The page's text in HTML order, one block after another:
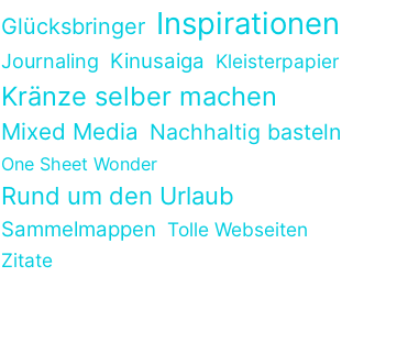
Glücksbringer Inspirationen
Journaling Kinusaiga Kleisterpapier
Kränze selber machen
Mixed Media Nachhaltig basteln
One Sheet Wonder
Rund um den Urlaub
Sammelmappen Tolle Webseiten
Zitate